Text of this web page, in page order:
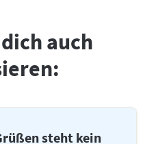
auch
steht kein